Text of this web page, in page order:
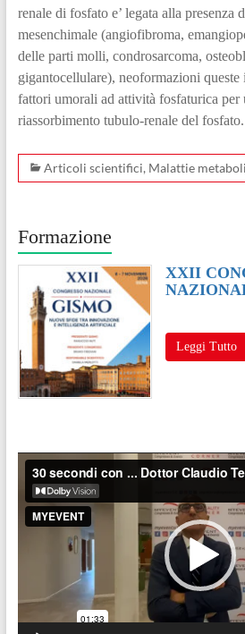
renale di fosfato e’ legata alla presenza
mesenchimale (angiofibroma,
delle parti molli, condrosarcoma,
gigantocellulare), neoformazioni
fattori umorali ad attività fosfaturica per
riassorbimento tubulo-renale del fosfato.
Articoli scientifici, Malattie
Formazione
XXII
Leggi Tutto
Video
Player